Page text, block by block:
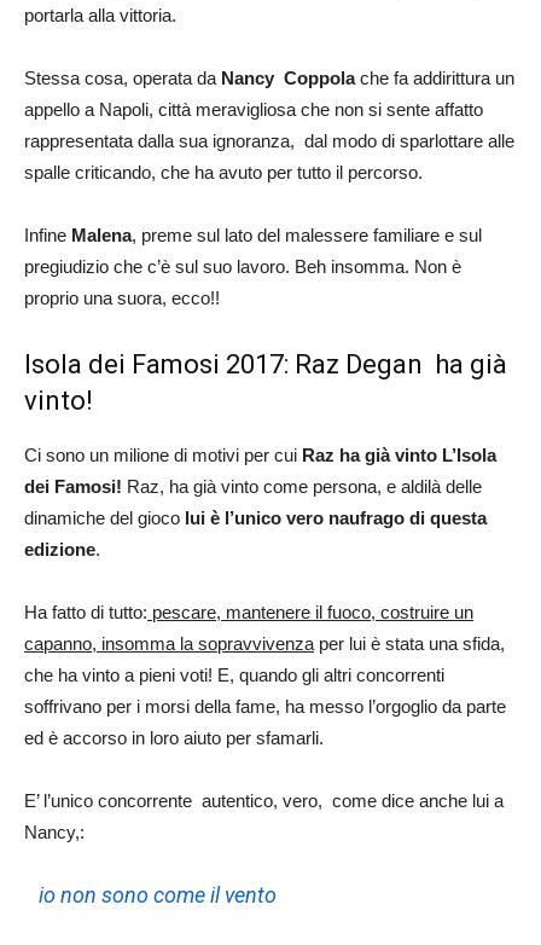
portarla alla vittoria.
Stessa cosa, operata da Nancy Coppolache fa addirittura un
appello a Napoli, città meravigliosa che non si sente affatto
rappresentata dalla sua ignoranza, dal modo di sparlottare alle
spalle criticando, che ha avuto per tutto il percorso.
Infine Malena, preme sul lato del malessere familiare e sul
pregiudizio che c’è sul suo lavoro. Beh insomma. Non è
proprio una suora, ecco!!
Isola dei Famosi 2017: Raz Degan ha già
vinto!
Ci sono un milione di motivi per cui Raz ha già vinto L’Isola
dei Famosi! Raz, ha già vinto come persona, e aldilà delle
dinamiche del gioco lui è l’unico vero naufrago di questa
edizione.
Ha fatto di tutto: pescare, mantenere il fuoco, costruire un
capanno, insomma la sopravvivenzaper lui è stata una sfida,
che ha vinto a pieni voti! E, quando gli altri concorrenti
soffrivano per i morsi della fame, ha messo l’orgoglio da parte
ed è accorso in loro aiuto per sfamarli.
E’ l’unico concorrente autentico, vero, come dice anche lui a
Nancy,:
io non sono come il vento